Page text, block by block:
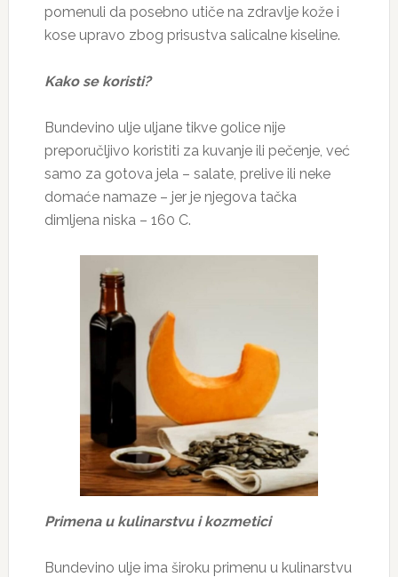
pomenuli da posebno utiče na zdravlje kože i
kose upravo zbog prisustva salicalne kiseline.
Kako se koristi?
Bundevino ulje uljane tikve golice nije
preporučljivo koristiti za kuvanje ili pečenje, već
samo za gotova jela – salate, prelive ili neke
domaće namaze – jer je njegova tačka
dimljena niska – 160 C.
Primena u kulinarstvu i kozmetici
Bundevino ulje ima široku primenu u kulinarstvu